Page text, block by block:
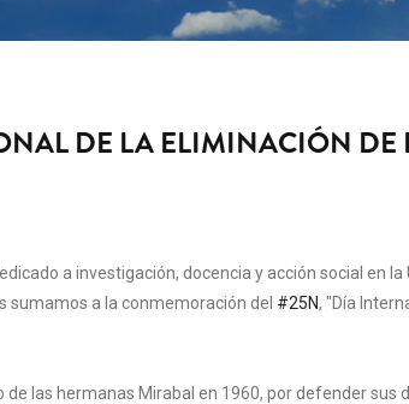
DE LA ELIMINACIÓN DE
a investigación, docencia y acción social en
sumamos a la conmemoración del #25N, "Día
las hermanas Mirabal en 1960, por defender sus